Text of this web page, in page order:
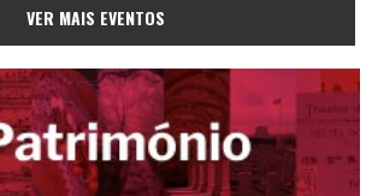
VER MAIS EVENTOS